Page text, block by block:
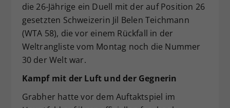
die 26-Jährige ein Duell mit der auf Position 26
gesetzten Schweizerin Jil Belen Teichmann
(WTA 58), die vor einem Rückfall in der
Weltrangliste vom Montag noch die Nummer
30 der Welt war.
Kampf mit der Luft und der Gegnerin
Grabher hatte vor dem Auftaktspiel im